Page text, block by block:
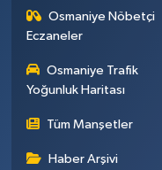
Osmaniye Nöbetçi
Eczaneler
Osmaniye Trafik
Yoğunluk Haritası
Tüm Manşetler
Haber Arşivi